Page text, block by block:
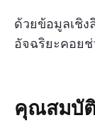
ด้วยข้อมูลเชิ
อัจฉริยะคอย
คุณสมบัติ